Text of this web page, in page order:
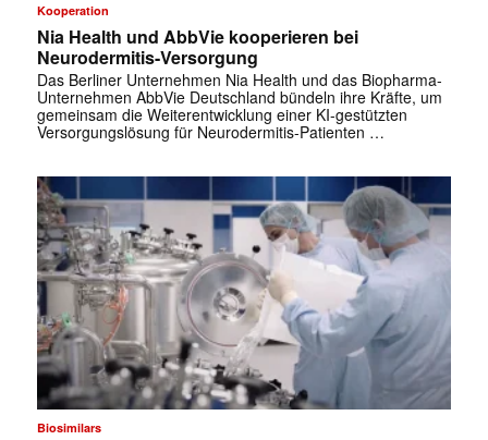
Kooperation
Nia Health und AbbVie kooperieren bei
Neurodermitis-Versorgung
Das Berliner Unternehmen Nia Health und das Biopharma-
Unternehmen AbbVie Deutschland bündeln ihre Kräfte, um
gemeinsam die Weiterentwicklung einer KI-gestützten
Versorgungslösung für Neurodermitis-Patienten …
Biosimilars